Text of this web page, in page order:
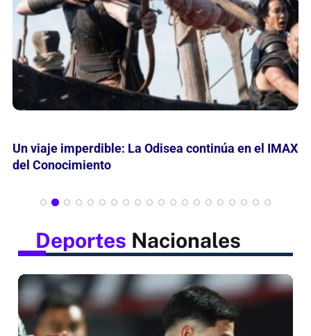
Mes de las Infancias: Curiosamente invita leer,
jugar y descubrir
Deportes Nacionales